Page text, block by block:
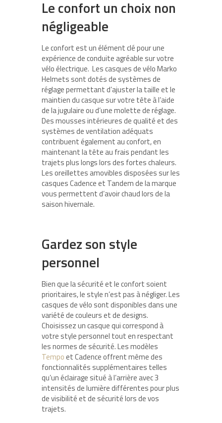
Le confort un choix non
négligeable
Le confort est un élément clé pour une
expérience de conduite agréable sur votre
vélo électrique. Les casques de vélo Marko
Helmets sont dotés de systèmes de
réglage permettant d’ajuster la taille et le
maintien du casque sur votre tête à l’aide
de la jugulaire ou d’une molette de réglage.
Des mousses intérieures de qualité et des
systèmes de ventilation adéquats
contribuent également au confort, en
maintenant la tête au frais pendant les
trajets plus longs lors des fortes chaleurs.
Les oreillettes amovibles disposées sur les
casques Cadence et Tandem de la marque
vous permettent d’avoir chaud lors de la
saison hivernale.
Gardez son style
personnel
Bien que la sécurité et le confort soient
prioritaires, le style n’est pas à négliger. Les
casques de vélo sont disponibles dans une
variété de couleurs et de designs.
Choisissez un casque qui correspond à
votre style personnel tout en respectant
les normes de sécurité. Les modèles
Tempoet Cadence offrent même des
fonctionnalités supplémentaires telles
qu’un éclairage situé à l’arrière avec 3
intensités de lumière différentes pour plus
de visibilité et de sécurité lors de vos
trajets.